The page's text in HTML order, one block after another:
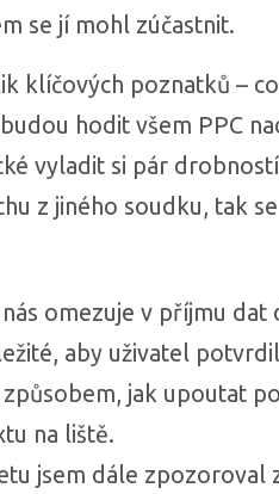
se jí mohl zúčastnit.
klíčových poznatků –
hodit všem PPC
vyladit si pár
z jiného soudku, tak
omezuje v příjmu dat
aby uživatel
jak upoutat
na liště.
jsem dále zpozoroval